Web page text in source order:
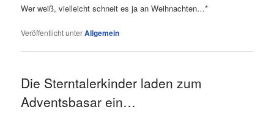
Wer weiß, vielleicht schneit es ja an Weihnachten…*
Veröffentlicht unterAllgemein
Die Sterntalerkinder laden zum
Adventsbasar ein…